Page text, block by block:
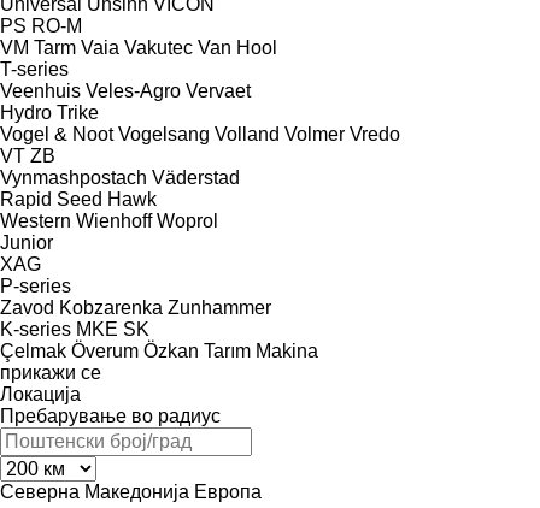
PS RO-M
VM Tarm Vaia Vakutec Van Hool
T-series
Veenhuis Veles-Agro Vervaet
Hydro Trike
Vogel & Noot Vogelsang Volland Volmer Vredo
VT ZB
Vynmashpostach Väderstad
Rapid Seed Hawk
Western Wienhoff Woprol
Junior
XAG
P-series
Zavod Kobzarenka Zunhammer
K-series MKE SK
Çelmak Överum Özkan Tarım Makina
прикажи се
Локација
Пребарување во радиус
Северна Македонија Европа